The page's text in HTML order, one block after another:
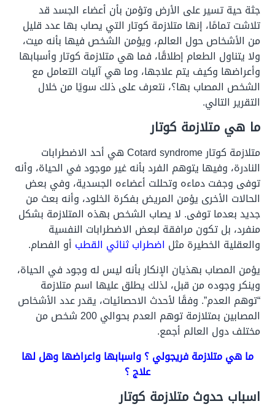
جثة حية تسير على الأرض وتؤمن بأن أعضاء الجسد قد
تلاشت تمامًا، إنها متلازمة كوتار التي يصاب بها عدد قليل
من الأشخاص حول العالم، ويؤمن الشخص فيها بأنه ميت،
ولا يتناول الطعام إطلاقًا، فما هي متلازمة كوتار وأسبابها
وأعراضها وكيف يتم علاجها، وما هي آليات التعامل مع
الشخص المصاب بها؟، نتعرف على ذلك سويًا من خلال
التقرير التالي.
ما هي متلازمة كوتار
متلازمة كوتار Cotard syndrome هي أحد الاضطرابات
النادرة، وفيها يتوهم الفرد بأنه غير موجود في الحياة، وأنه
توفى وجفت دماءه وتحللت أعضاءه الجسدية، وفي بعض
الحالات الأخرى يؤمن المريض بفكرة الخلود، وأنه بعث من
جديد بعدما توفى. لا يصاب الشخص بهذه المتلازمة بشكل
منفرد، بل تكون مرافقة لبعض الاضطرابات النفسية
والعقلية الخطيرة مثل اضطراب ثنائي القطب أو الفصام.
يؤمن المصاب بهذيان الإنكار بأنه ليس له وجود في الحياة،
وينكر وجوده من قبل، لذلك يطلق عليها اسم متلازمة
“توهم العدم”. وفقًا لأحدث الاحصائيات، يقدر عدد الأشخاص
المصابين بمتلازمة توهم العدم بحوالي 200 شخص من
مختلف دول العالم أجمع.
ما هي متلازمة فريجولي ؟ واسبابها واعراضها وهل لها
علاج ؟
اسباب حدوث متلازمة كوتار